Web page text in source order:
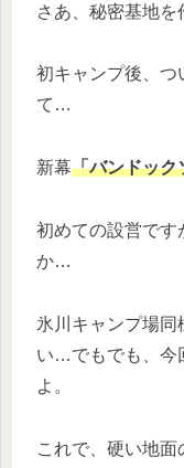
さあ、秘密基地を
初キャンプ後、つ
て…
新幕「バンドック
初めての設営です
か…
氷川キャンプ場同
い…でもでも、今
よ。
これで、硬い地面